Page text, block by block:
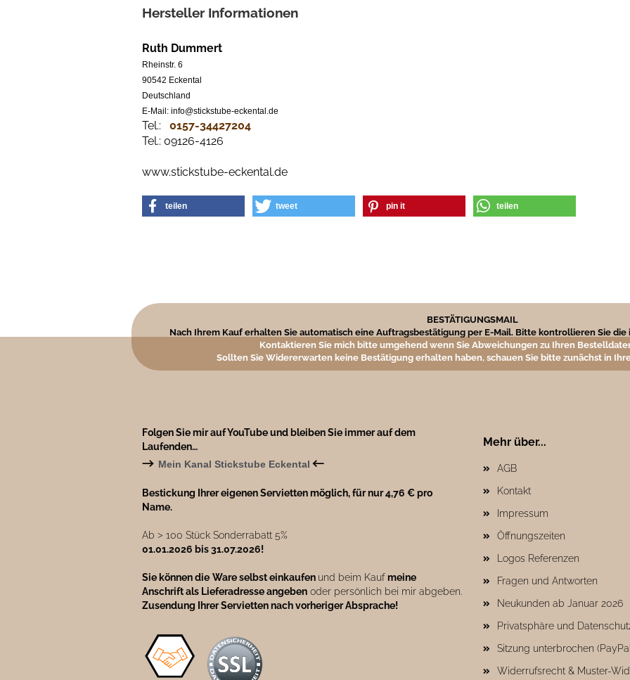
Hersteller Informationen
Ruth Dummert
Rheinstr. 6
90542 Eckental
Deutschland
E-Mail: info@stickstube-eckental.de
Tel.: 0157-34427204​
Tel.: 09126-4126
www.stickstube-eckental.de
teilen tweet pin it teilen
BESTÄTIGUNGSMAIL
Nach Ihrem Kauf erhalten Sie automatisch eine Auftragsbestätigung per E-Mail. Bitte kontrollieren Sie die
Kontaktieren Sie mich bitte umgehend wenn Sie Abweichungen zu Ihren
Sollten Sie Widererwarten keine Bestätigung erhalten haben, schauen Sie bitte zunächst in
Folgen Sie mir auf YouTube und bleiben Sie immer auf dem
Laufenden…
→ Mein Kanal Stickstube Eckental ←
Bestickung Ihrer eigenen Servietten möglich, für nur 4,76 € pro
Name.
Ab ˃ 100 Stück Sonderrabatt 5%
01.01.2026 bis 31.07.2026!
Sie können die Ware selbst einkaufen und beim Kaufmeine
Anschrift als Lieferadresse angeben oder persönlich bei mir abgeben.
Zusendung Ihrer Servietten nach vorheriger Absprache!
Mehr über...
AGB
Kontakt
Impressum
Öffnungszeiten
Logos Referenzen
Fragen und Antworten
Neukunden ab Januar 2026
Privatsphäre und
Sitzung unterbrochen
Widerrufsrecht & Muster-